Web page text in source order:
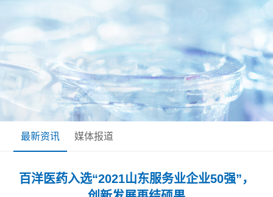
最新资讯 媒体报道
百洋医药入选“2021山东服务业企业50强”，